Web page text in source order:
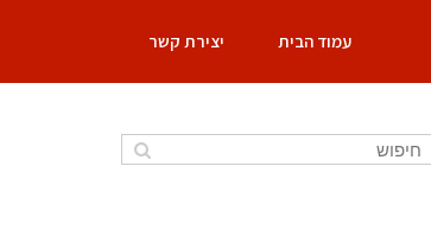
עמוד הבית יצירת קשר